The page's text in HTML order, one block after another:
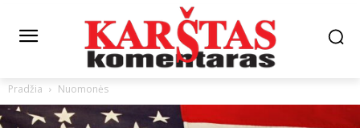
Pradžia Nuomonės